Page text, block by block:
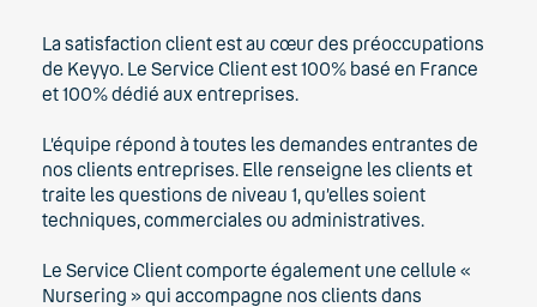
La satisfaction client est au cœur des préoccupations
de Keyyo. Le Service Client est 100% basé en France
et 100% dédié aux entreprises.
L’équipe répond à toutes les demandes entrantes de
nos clients entreprises. Elle renseigne les clients et
traite les questions de niveau 1, qu’elles soient
techniques, commerciales ou administratives.
Le Service Client comporte également une cellule «
Nursering » qui accompagne nos clients dans